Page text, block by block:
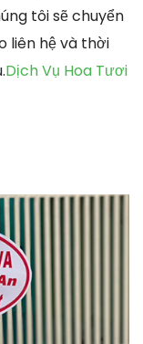
tôi sẽ chuyển
liên hệ và thời
Dịch Vụ Hoa Tươi